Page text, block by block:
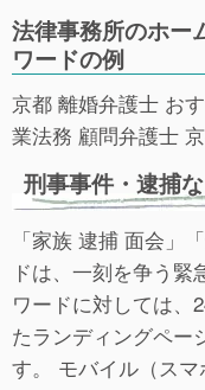
法律事務所のホー
ワードの例
京都 離婚弁護士 お
業法務 顧問弁護士
刑事事件・逮捕
「家族 逮捕 面会」
ドは、一刻を争う
ワードに対しては、
たランディングペー
す。 モバイル（ス